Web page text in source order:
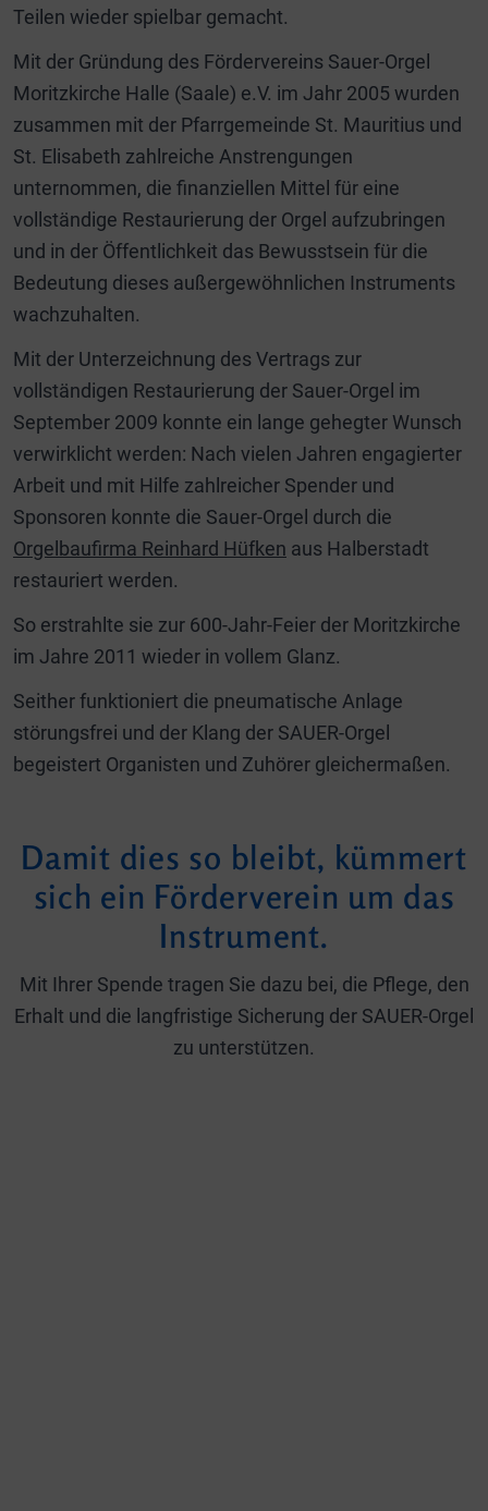
Teilen wieder spielbar gemacht.
Mit der Gründung des Fördervereins Sauer-Orgel
Moritzkirche Halle (Saale) e.V. im Jahr 2005 wurden
zusammen mit der Pfarrgemeinde St. Mauritius und
St. Elisabeth zahlreiche Anstrengungen
unternommen, die finanziellen Mittel für eine
vollständige Restaurierung der Orgel aufzubringen
und in der Öffentlichkeit das Bewusstsein für die
Bedeutung dieses außergewöhnlichen Instruments
wachzuhalten.
Mit der Unterzeichnung des Vertrags zur
vollständigen Restaurierung der Sauer-Orgel im
September 2009 konnte ein lange gehegter Wunsch
verwirklicht werden: Nach vielen Jahren engagierter
Arbeit und mit Hilfe zahlreicher Spender und
Sponsoren konnte die Sauer-Orgel durch die
Orgelbaufirma Reinhard Hüfken aus Halberstadt
restauriert werden.
So erstrahlte sie zur 600-Jahr-Feier der Moritzkirche
im Jahre 2011 wieder in vollem Glanz.
Seither funktioniert die pneumatische Anlage
störungsfrei und der Klang der SAUER-Orgel
begeistert Organisten und Zuhörer gleichermaßen.
Damit dies so bleibt, kümmert
sich ein Förderverein um das
Instrument.
Mit Ihrer Spende tragen Sie dazu bei, die Pflege, den
Erhalt und die langfristige Sicherung der SAUER-Orgel
zu unterstützen.